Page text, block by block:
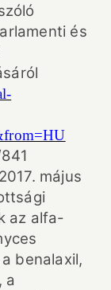
és
május
az alfa-
benalaxil,
a